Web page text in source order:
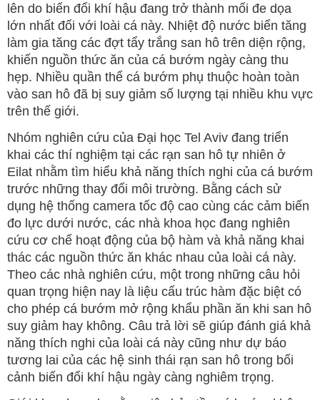
lên do biến đổi khí hậu đang trở thành mối đe dọa
lớn nhất đối với loài cá này. Nhiệt độ nước biển tăng
làm gia tăng các đợt tẩy trắng san hô trên diện rộng,
khiến nguồn thức ăn của cá bướm ngày càng thu
hẹp. Nhiều quần thể cá bướm phụ thuộc hoàn toàn
vào san hô đã bị suy giảm số lượng tại nhiều khu vực
trên thế giới.
Nhóm nghiên cứu của Đại học Tel Aviv đang triển
khai các thí nghiệm tại các rạn san hô tự nhiên ở
Eilat nhằm tìm hiểu khả năng thích nghi của cá bướm
trước những thay đổi môi trường. Bằng cách sử
dụng hệ thống camera tốc độ cao cùng các cảm biến
đo lực dưới nước, các nhà khoa học đang nghiên
cứu cơ chế hoạt động của bộ hàm và khả năng khai
thác các nguồn thức ăn khác nhau của loài cá này.
Theo các nhà nghiên cứu, một trong những câu hỏi
quan trọng hiện nay là liệu cấu trúc hàm đặc biệt có
cho phép cá bướm mở rộng khẩu phần ăn khi san hô
suy giảm hay không. Câu trả lời sẽ giúp đánh giá khả
năng thích nghi của loài cá này cũng như dự báo
tương lai của các hệ sinh thái rạn san hô trong bối
cảnh biến đổi khí hậu ngày càng nghiêm trọng.